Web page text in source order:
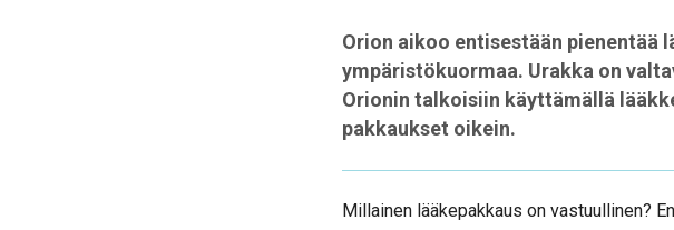
Orion aikoo entisestään pienentää
ympäristökuormaa. Urakka on
Orionin talkoisiin käyttämällä
pakkaukset oikein.
Millainen lääkepakkaus on vastuullinen?